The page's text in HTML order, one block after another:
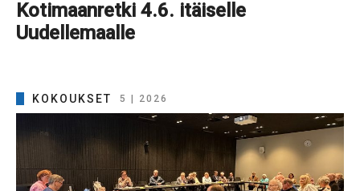
Kotimaanretki 4.6. itäiselle
Uudellemaalle
KOKOUKSET 5 | 2026